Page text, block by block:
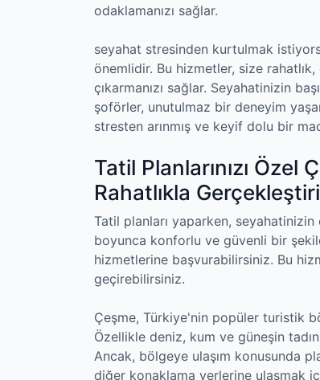
odaklamanızı sağlar.
seyahat stresinden kurtulmak
önemlidir. Bu hizmetler, size
çıkarmanızı sağlar. Seyahatinizin
şoförler, unutulmaz bir deneyim
stresten arınmış ve keyif dolu bir
Tatil Planlarınızı
Rahatlıkla
Tatil planları yaparken,
boyunca konforlu ve güvenli bir
hizmetlerine başvurabilirsiniz. Bu
geçirebilirsiniz.
Çeşme, Türkiye'nin popüler turistik
Özellikle deniz, kum ve güneşin
Ancak, bölgeye ulaşım konusunda
diğer konaklama yerlerine ulaşmak